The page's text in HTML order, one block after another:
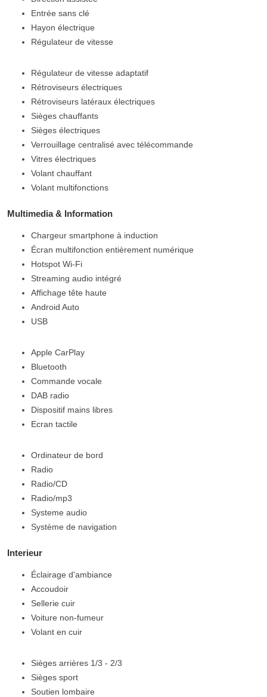
Entrée sans clé
Hayon électrique
Régulateur de vitesse
Régulateur de vitesse adaptatif
Rétroviseurs électriques
Rétroviseurs latéraux électriques
Sièges chauffants
Sièges électriques
Verrouillage centralisé avec télécommande
Vitres électriques
Volant chauffant
Volant multifonctions
Multimedia & Information
Chargeur smartphone à induction
Écran multifonction entièrement numérique
Hotspot Wi-Fi
Streaming audio intégré
Affichage tête haute
Android Auto
USB
Apple CarPlay
Bluetooth
Commande vocale
DAB radio
Dispositif mains libres
Ecran tactile
Ordinateur de bord
Radio
Radio/CD
Radio/mp3
Systeme audio
Système de navigation
Interieur
Éclairage d'ambiance
Accoudoir
Sellerie cuir
Voiture non-fumeur
Volant en cuir
Sièges arrières 1/3 - 2/3
Sièges sport
Soutien lombaire